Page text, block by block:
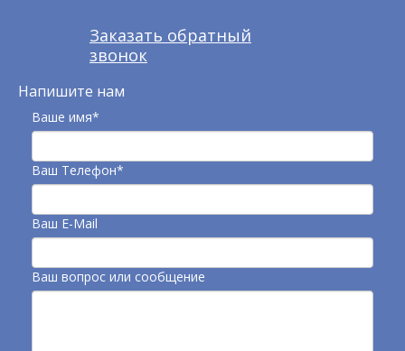
Заказать обратный
звонок
Напишите нам
Ваше имя*
Ваш Телефон*
Ваш E-Mail
Ваш вопрос или сообщение